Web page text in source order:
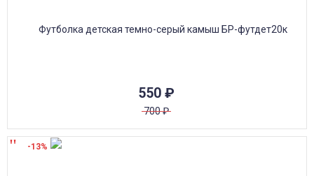
550 ₽
700₽
-13%